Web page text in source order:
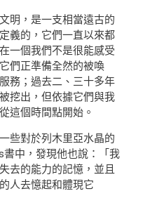
明，是一支相當遠古的
義的，它們一直以來都
一個我們不是很能感受
們正準備全然的被喚
務；過去二、三十多年
挖出，但依據它們與我
這個時間點開始。
些對於列木里亞水晶的
中，發現他也說：「我
去的能力的記憶，並且
人去憶起和體現它